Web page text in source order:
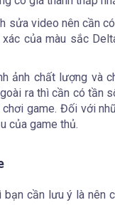
sửa video nên cần
của màu sắc
ảnh chất lượng và
ra thì cần có tần
game. Đối với
của game thủ.
cần lưu ý là nên